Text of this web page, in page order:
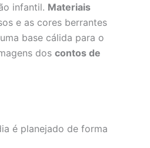
infantil. Materiais
e as cores berrantes
base cálida para o
dos contos de
é planejado de forma